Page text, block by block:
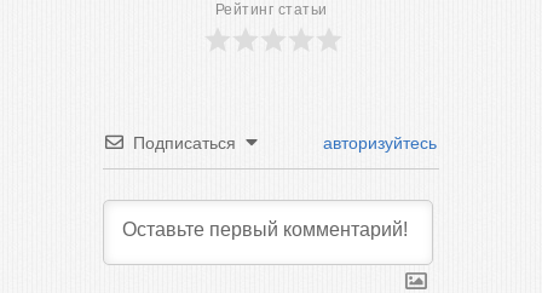
Рейтинг статьи
Подписаться авторизуйтесь